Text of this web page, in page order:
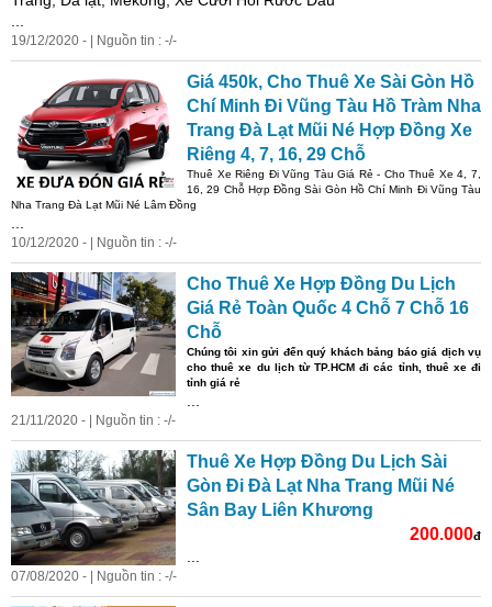
19/12/2020 - | Nguồn tin : -/-
Giá 450k, Cho Thuê Xe Sài Gòn Hồ
Chí Minh Đi Vũng Tàu Hồ Tràm Nha
Trang Đà Lạt Mũi Né Hợp Đồng Xe
Riêng 4, 7, 16, 29 Chỗ
Thuê Xe Riêng Đi Vũng Tàu Giá Rẻ - Cho Thuê Xe 4, 7,
16, 29 Chỗ Hợp Đồng Sài Gòn Hồ Chí Minh Đi Vũng Tàu
Nha Trang Đà Lạt Mũi Né Lâm Đồng
10/12/2020 - | Nguồn tin : -/-
Cho Thuê Xe Hợp Đồng Du Lịch
Giá Rẻ Toàn Quốc 4 Chỗ 7 Chỗ 16
Chỗ
Chúng tôi xin gửi đến quý khách bảng báo giá dịch vụ
cho thuê xe du lịch từ TP.HCM đi các tỉnh, thuê xe đi
tỉnh giá rẻ
21/11/2020 - | Nguồn tin : -/-
Thuê Xe Hợp Đồng Du Lịch Sài
Gòn Đi Đà Lạt Nha Trang Mũi Né
Sân Bay Liên Khương
200.000đ
07/08/2020 - | Nguồn tin : -/-